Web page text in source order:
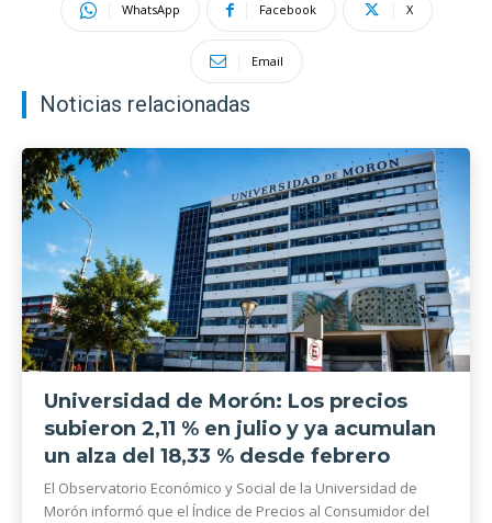
WhatsApp Facebook X
Email
Noticias relacionadas
Universidad de Morón: Los precios
subieron 2,11 % en julio y ya acumulan
un alza del 18,33 % desde febrero
El Observatorio Económico y Social de la Universidad de
Morón informó que el Índice de Precios al Consumidor del